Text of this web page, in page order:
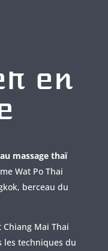
en
massage thaï
Wat Po Thai
berceau du
Mai Thai
les techniques du